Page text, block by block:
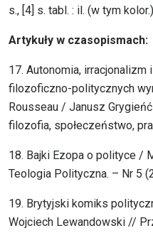
s., [4] s. tabl. : il. (w tym
Artykuły w czasopismach:
17. Autonomia,
filozoficzno-politycznych
Rousseau / Janusz
filozofia, społeczeństwo,
18. Bajki Ezopa o polityce /
Teologia Polityczna. – Nr 5
19. Brytyjski komiks
Wojciech Lewandowski //